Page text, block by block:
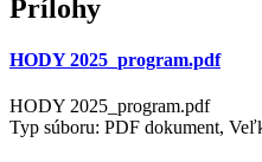
Prílohy
HODY 2025_program.pdf
HODY 2025_program.pdf
Typ súboru: PDF dokument,